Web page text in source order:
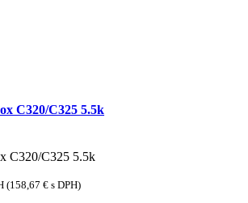
C320/C325 5.5k
C320/C325 5.5k
(158,67€ s DPH)